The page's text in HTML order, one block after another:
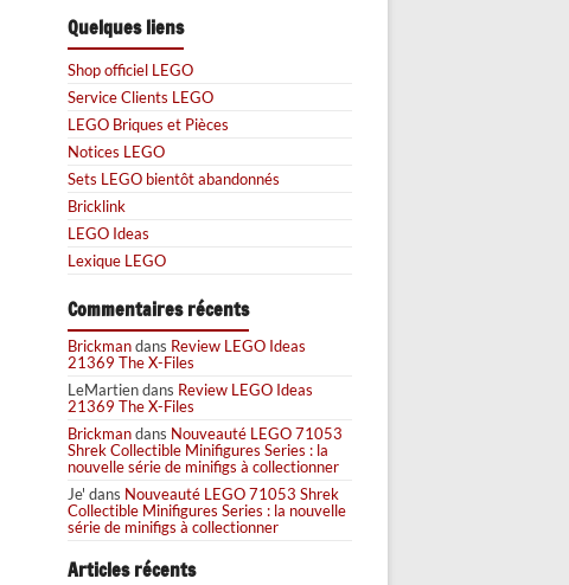
Quelques liens
Shop officiel LEGO
Service Clients LEGO
LEGO Briques et Pièces
Notices LEGO
Sets LEGO bientôt abandonnés
Bricklink
LEGO Ideas
Lexique LEGO
Commentaires récents
Brickmandans Review LEGO Ideas
21369 The X-Files
LeMartiendans Review LEGO Ideas
21369 The X-Files
Brickmandans Nouveauté LEGO 71053
Shrek Collectible Minifigures Series : la
nouvelle série de minifigs à collectionner
Je' dans Nouveauté LEGO 71053 Shrek
Collectible Minifigures Series : la nouvelle
série de minifigs à collectionner
Articles récents